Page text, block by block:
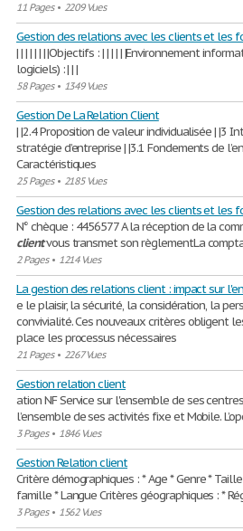
11 Pages• 2209 Vues
Gestion des relations avec les clients et les
| | | | | | | |Objectifs : | | | | | |Environnement
logiciels) : | | |
58 Pages• 1349 Vues
Gestion De La Relation Client
| |2.4 Proposition de valeur individualisée | |3
stratégie d’entreprise | |3.1 Fondements de
Caractéristiques
25 Pages• 2185 Vues
Gestion des relations avec les clients et les
N° chèque : 4456577 A la réception de la
clientvous transmet son règlementLa
2 Pages• 1214 Vues
La gestion des relations client : impact sur
e le plaisir, la sécurité, la considération, la
convivialité. Ces nouveaux critères obligent
place les processus nécessaires
21 Pages• 2267 Vues
Gestion relation client
ation NF Service sur l'ensemble de ses
l’ensemble de ses activités fixe et Mobile.
3 Pages• 1846 Vues
Gestion Relation client
Critère démographiques : * Age * Genre *
famille * Langue Critères géographiques : *
3 Pages• 1562 Vues